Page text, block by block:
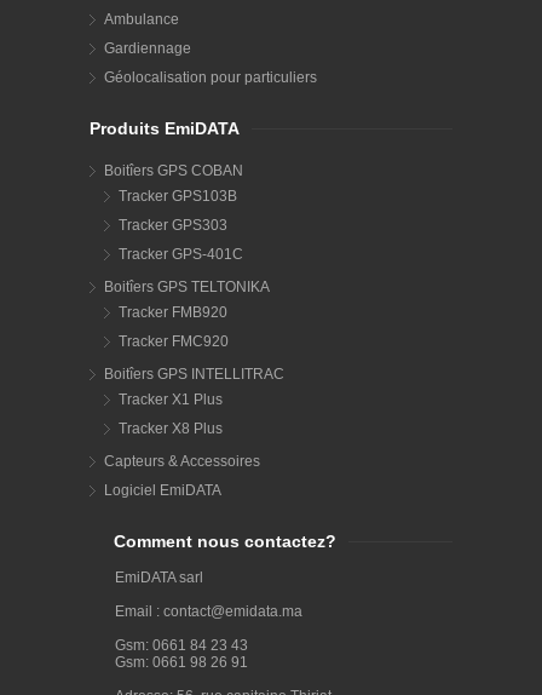
Ambulance
Gardiennage
Géolocalisation pour particuliers
Produits EmiDATA
Boitîers GPS COBAN
Tracker GPS103B
Tracker GPS303
Tracker GPS-401C
Boitîers GPS TELTONIKA
Tracker FMB920
Tracker FMC920
Boitîers GPS INTELLITRAC
Tracker X1 Plus
Tracker X8 Plus
Capteurs & Accessoires
Logiciel EmiDATA
Comment nous contactez?
EmiDATA sarl
Email : contact@emidata.ma
Gsm: 0661 84 23 43
Gsm: 0661 98 26 91